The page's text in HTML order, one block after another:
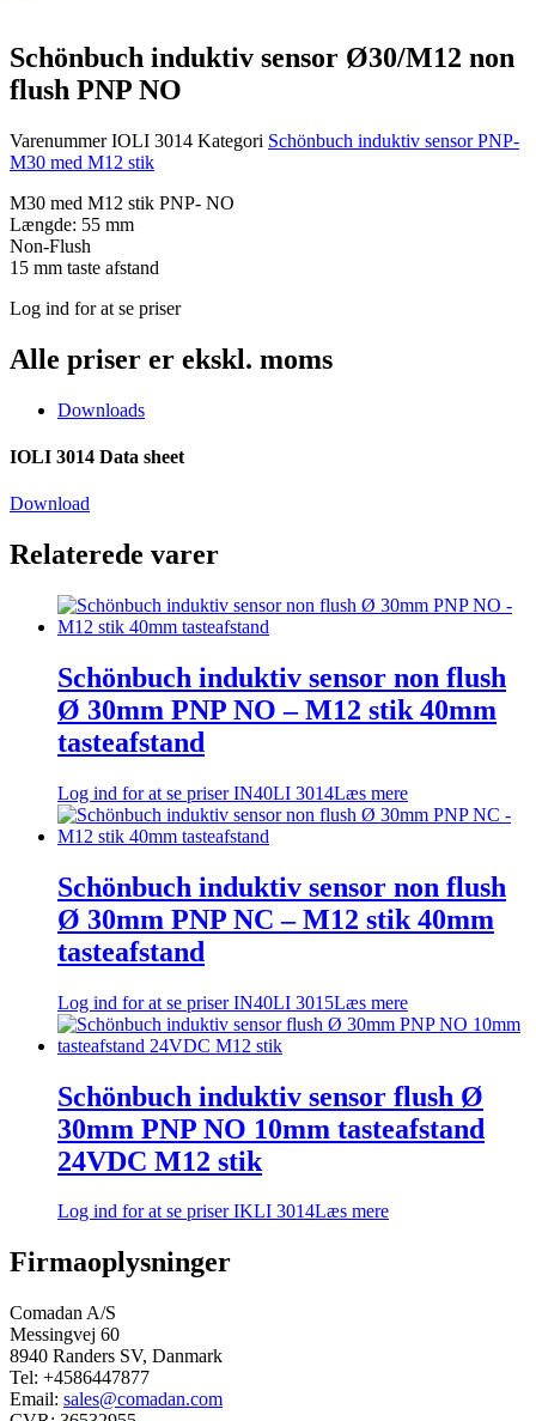
Schönbuch induktiv sensor Ø30/M12 non
flush PNP NO
VarenummerIOLI 3014 Kategori Schönbuch induktiv sensor PNP-
M30 med M12 stik
M30 med M12 stik PNP- NO
Længde: 55 mm
Non-Flush
15 mm taste afstand
Log ind for at se priser
Alle priser er ekskl. moms
Downloads
IOLI 3014 Data sheet
Download
Relaterede varer
Schönbuch induktiv sensor non flush
Ø 30mm PNP NO – M12 stik 40mm
tasteafstand
Log ind for at se priserIN40LI 3014Læs mere
Schönbuch induktiv sensor non flush
Ø 30mm PNP NC – M12 stik 40mm
tasteafstand
Log ind for at se priserIN40LI 3015Læs mere
Schönbuch induktiv sensor flush Ø
30mm PNP NO 10mm tasteafstand
24VDC M12 stik
Log ind for at se priserIKLI 3014Læs mere
Firmaoplysninger
Comadan A/S
Messingvej 60
8940 Randers SV, Danmark
Tel: +4586447877
Email: sales@comadan.com